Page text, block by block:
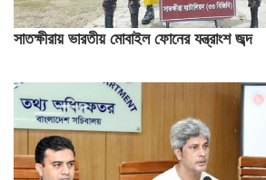
সাতক্ষীরায় ভারতীয় মোবাইল ফোনের যন্ত্রাংশ জব্দ